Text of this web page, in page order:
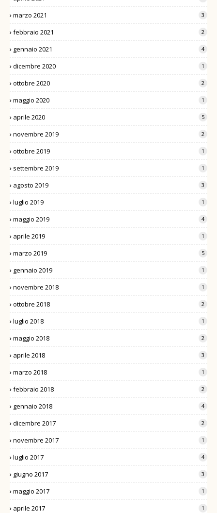
marzo 2021 3
febbraio 2021 2
gennaio 2021 4
dicembre 2020 1
ottobre 2020 2
maggio 2020 1
aprile 2020 5
novembre 2019 2
ottobre 2019 1
settembre 2019 1
agosto 2019 3
luglio 2019 1
maggio 2019 4
aprile 2019 1
marzo 2019 5
gennaio 2019 1
novembre 2018 1
ottobre 2018 2
luglio 2018 1
maggio 2018 2
aprile 2018 3
marzo 2018 1
febbraio 2018 2
gennaio 2018 4
dicembre 2017 2
novembre 2017 1
luglio 2017 4
giugno 2017 3
maggio 2017 1
aprile 2017 1